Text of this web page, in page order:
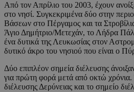
Από τον Απρίλιο του 2003, έχουν
στο νησί. Συγκεκριμένα δύο στην
Βάσεων στο Πέργαμος και τα
Άγιο Δημήτριο/Μετεχάν, το Λήδρα
ένα δυτικά της Λευκωσίας στον
δυτικό άκρο του νησιού που είναι ο
Δύο επιπλέον σημεία διέλευσης
για πρώτη φορά μετά από οκτώ χρόνια.
διέλευσης Δερύνειας και το σημείο